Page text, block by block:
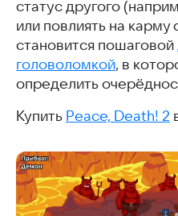
статус другого
или повлиять на карму
становится пошаговой
головоломкой, в
определить
Купить Peace, Death! 2